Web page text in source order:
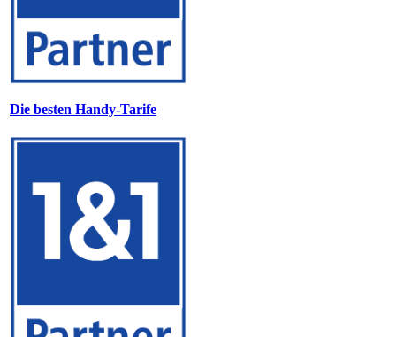
Die besten Handy-Tarife